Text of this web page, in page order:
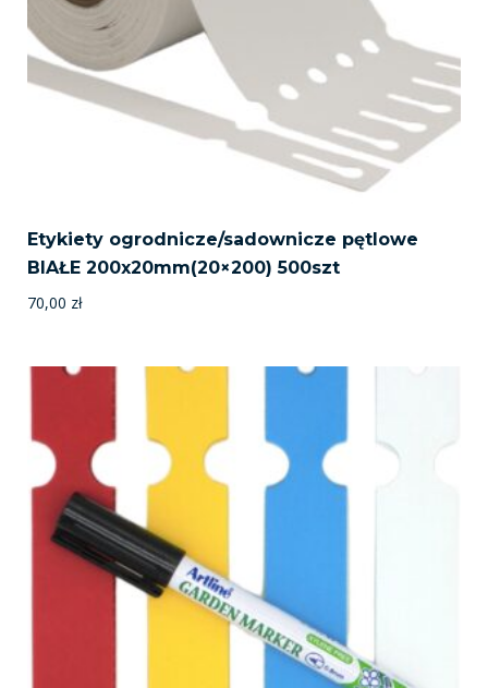
Etykiety ogrodnicze/sadownicze pętlowe
BIAŁE 200x20mm(20×200) 500szt
70,00 zł